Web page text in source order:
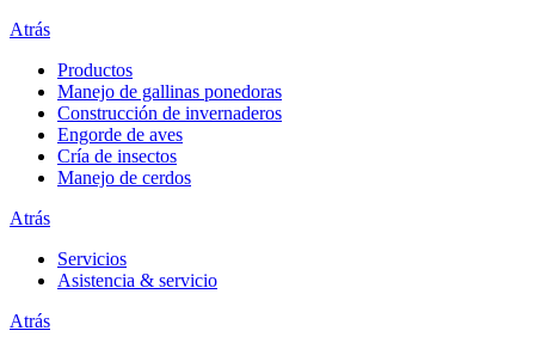
Atrás
Productos
Manejo de gallinas ponedoras
Construcción de invernaderos
Engorde de aves
Cría de insectos
Manejo de cerdos
Atrás
Servicios
Asistencia & servicio
Atrás